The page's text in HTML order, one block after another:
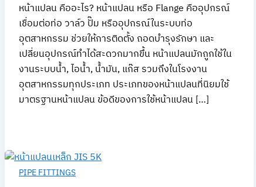
หน้าแปลน คืออะไร? หน้าแปลน หรือ Flange คืออุปกรณ์
เชื่อมต่อท่อ วาล์ว ปั๊ม หรืออุปกรณ์ในระบบท่อ
อุตสาหกรรม ช่วยให้การติดตั้ง ถอดบำรุงรักษา และ
เปลี่ยนอุปกรณ์ทำได้สะดวกมากขึ้น หน้าแปลนมักถูกใช้ใน
งานระบบน้ำ, ไอน้ำ, น้ำมัน, แก๊ส รวมถึงในโรงงาน
อุตสาหกรรมทุกประเภท ประเภทของหน้าแปลนที่นิยมใช้
มาตรฐานหน้าแปลน ข้อดีของการใช้หน้าแปลน […]
PIPE FITTINGS